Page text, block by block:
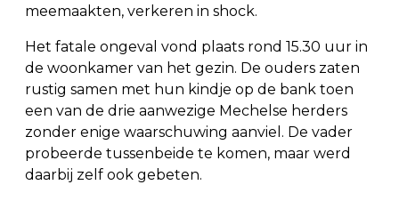
meemaakten, verkeren in shock.
Het fatale ongeval vond plaats rond 15.30 uur in
de woonkamer van het gezin. De ouders zaten
rustig samen met hun kindje op de bank toen
een van de drie aanwezige Mechelse herders
zonder enige waarschuwing aanviel. De vader
probeerde tussenbeide te komen, maar werd
daarbij zelf ook gebeten.